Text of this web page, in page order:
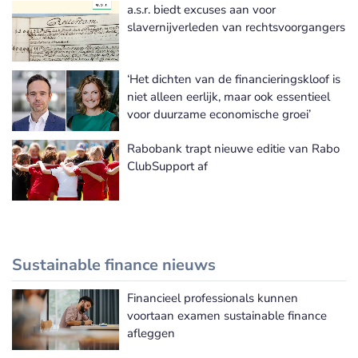
Meer MVO-activiteiten nieuws
a.s.r. biedt excuses aan voor
slavernijverleden van rechtsvoorgangers
‘Het dichten van de financieringskloof is
niet alleen eerlijk, maar ook essentieel
voor duurzame economische groei’
Rabobank trapt nieuwe editie van Rabo
ClubSupport af
Sustainable finance nieuws
Meer Sustainable finance nieuws
Financieel professionals kunnen
voortaan examen sustainable finance
afleggen